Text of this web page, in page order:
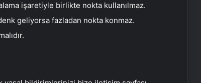
işaretiyle birlikte nokta kullanılmaz.
geliyorsa fazladan nokta konmaz.
DEM Parti’nin yeni yol haritası ne
olacak?